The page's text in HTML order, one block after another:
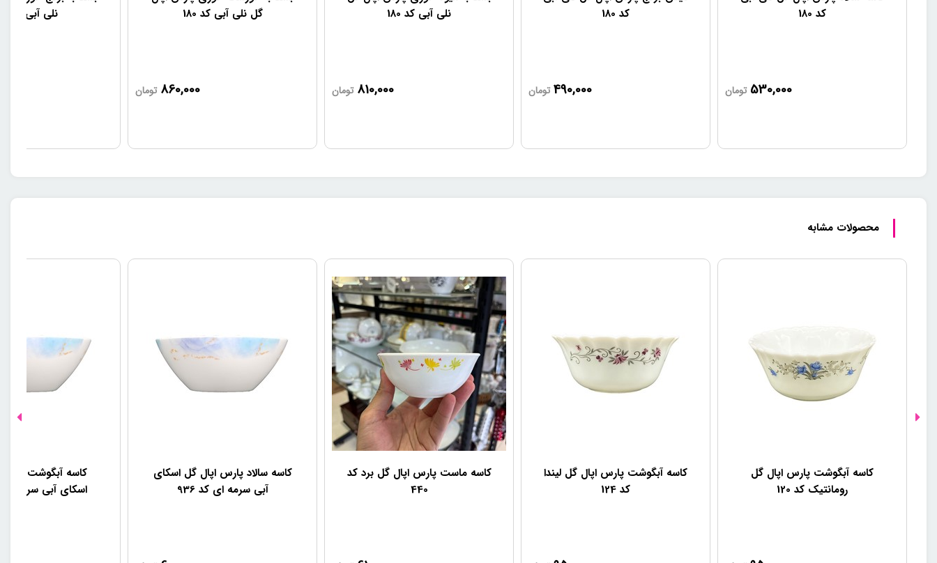
کد 180
530,000 تومان
کد 180
490,000 تومان
نلی آبی کد 180
810,000 تومان
گل نلی آبی کد 180
860,000 تومان
نلی آبی کد 180
محصولات مشابه
کاسه آبگوشت پارس اپال گل
رومانتیک کد 120
کاسه آبگوشت پارس اپال گل لیندا
کد 124
کاسه ماست پارس اپال گل برد کد
440
کاسه سالاد پارس اپال گل اسکای
آبی سرمه ای کد 936
کاسه آبگوشت
اسکای آبی سرمه ای